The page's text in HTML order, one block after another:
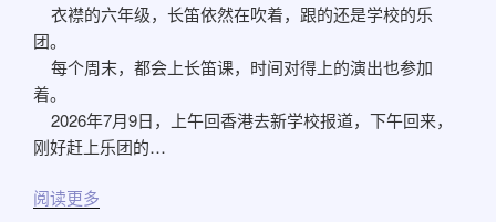
衣襟的六年级，长笛依然在吹着，跟的还是学校的乐
团。
每个周末，都会上长笛课，时间对得上的演出也参加
着。
2026年7月9日，上午回香港去新学校报道，下午回来，
刚好赶上乐团的…
阅读更多